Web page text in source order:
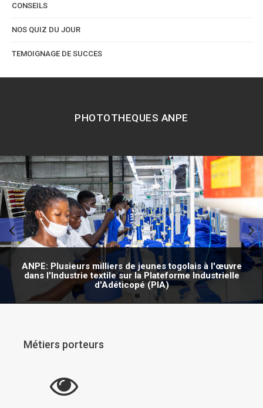
CONSEILS
NOS QUIZ DU JOUR
TEMOIGNAGE DE SUCCES
PHOTOTHEQUES ANPE
ANPE: Plusieurs milliers de jeunes togolais à l'œuvre
dans l'Industrie textile sur la Plateforme Industrielle
d'Adéticopé (PIA)
Métiers porteurs